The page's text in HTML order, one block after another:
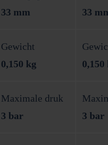
33 mm
33
Gewicht
0,150 kg
0,150
Maximale druk
3 bar
3 bar